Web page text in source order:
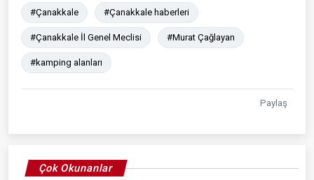
#Çanakkale #Çanakkale haberleri
#Çanakkale İl Genel Meclisi #Murat Çağlayan
#kamping alanları
Paylaş
Çok Okunanlar